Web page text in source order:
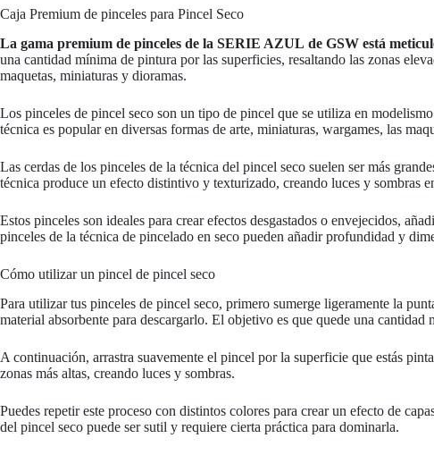
Caja Premium de pinceles para Pincel Seco
La gama premium de pinceles de la SERIE AZUL de GSW está
una cantidad mínima de pintura por las superficies, resaltando las zonas
maquetas, miniaturas y dioramas.
Los pinceles de pincel seco son un tipo de pincel que se utiliza en
técnica es popular en diversas formas de arte, miniaturas, wargames, las
Las cerdas de los pinceles de la técnica del pincel seco suelen ser más
técnica produce un efecto distintivo y texturizado, creando luces y sombras
Estos pinceles son ideales para crear efectos desgastados o envejecidos,
pinceles de la técnica de pincelado en seco pueden añadir profundidad y
Cómo utilizar un pincel de pincel seco
Para utilizar tus pinceles de pincel seco, primero sumerge ligeramente la
material absorbente para descargarlo. El objetivo es que quede una cantidad
A continuación, arrastra suavemente el pincel por la superficie que estás
zonas más altas, creando luces y sombras.
Puedes repetir este proceso con distintos colores para crear un efecto de
del pincel seco puede ser sutil y requiere cierta práctica para dominarla.